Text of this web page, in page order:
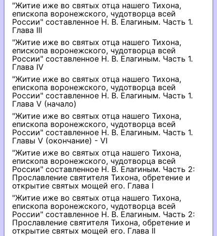
"Житие иже во святых отца нашего Тихона,
епископа воронежского, чудотворца всей
России" составленное Н. В. Елагиным. Часть 1.
Глава III
"Житие иже во святых отца нашего Тихона,
епископа воронежского, чудотворца всей
России" составленное Н. В. Елагиным. Часть 1.
Глава IV
"Житие иже во святых отца нашего Тихона,
епископа воронежского, чудотворца всей
России" составленное Н. В. Елагиным. Часть 1.
Глава V (начало)
"Житие иже во святых отца нашего Тихона,
епископа воронежского, чудотворца всей
России" составленное Н. В. Елагиным. Часть 1.
Главы V (окончание) - VI
"Житие иже во святых отца нашего Тихона,
епископа воронежского, чудотворца всей
России" составленное Н. В. Елагиным. Часть 2:
Прославление святителя Тихона, обретение и
открытие святых мощей его. Глава I
"Житие иже во святых отца нашего Тихона,
епископа воронежского, чудотворца всей
России" составленное Н. В. Елагиным. Часть 2:
Прославление святителя Тихона, обретение и
открытие святых мощей его. Глава II